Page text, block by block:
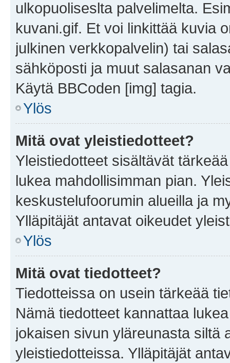
ulkopuoliseslta palvelimelta.
kuvani.gif. Et voi linkittää kuvia
julkinen verkkopalvelin) tai
sähköposti ja muut salasanan
Käytä BBCoden [img] tagia.
Ylös
Mitä ovat yleistiedotteet?
Yleistiedotteet sisältävät
lukea mahdollisimman pian.
keskustelufoorumin alueilla ja
Ylläpitäjät antavat oikeudet
Ylös
Mitä ovat tiedotteet?
Tiedotteissa on usein tärkeää
Nämä tiedotteet kannattaa
jokaisen sivun yläreunasta siltä
yleistiedotteissa. Ylläpitäjät